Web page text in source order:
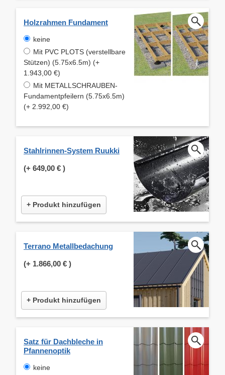
Holzrahmen Fundament
keine
Mit PVC PLOTS (verstellbare
Stützen) (5.75x6.5m) (+
1.943,00 €)
Mit METALLSCHRAUBEN-
Fundamentpfeilern (5.75x6.5m)
(+ 2.992,00 €)
Stahlrinnen-System Ruukki
(+ 649,00 € )
+ Produkt hinzufügen
Terrano Metallbedachung
(+ 1.866,00 € )
+ Produkt hinzufügen
Satz für Dachbleche in
Pfannenoptik
keine